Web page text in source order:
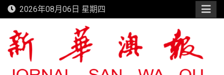
Skip
to
content
2026年08月06日 星期四